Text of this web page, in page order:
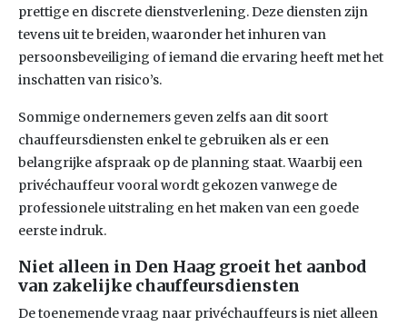
prettige en discrete dienstverlening. Deze diensten zijn
tevens uit te breiden, waaronder het inhuren van
persoonsbeveiliging of iemand die ervaring heeft met het
inschatten van risico’s.
Sommige ondernemers geven zelfs aan dit soort
chauffeursdiensten enkel te gebruiken als er een
belangrijke afspraak op de planning staat. Waarbij een
privéchauffeur vooral wordt gekozen vanwege de
professionele uitstraling en het maken van een goede
eerste indruk.
Niet alleen in Den Haag groeit het aanbod
van zakelijke chauffeursdiensten
De toenemende vraag naar privéchauffeurs is niet alleen